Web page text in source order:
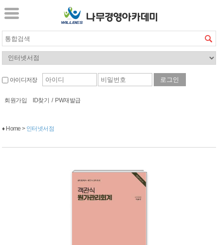
아이디저장
회원가입 ID찾기 / PW재발급
♦ Home > 인터넷서점